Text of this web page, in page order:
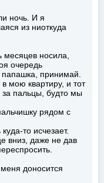
ночь. И я
из ниоткуда
носила,
очередь
папашка, принимай.
мою квартиру, и тот
пальцы, будто мы
рядом с
то исчезает.
вниз, даже не дав
доносится